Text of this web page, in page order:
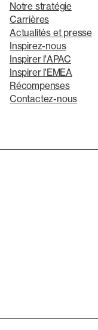
Notre stratégie
Carrières
Actualités et presse
Inspirez-nous
Inspirer l'APAC
Inspirer l'EMEA
Récompenses
Contactez-nous